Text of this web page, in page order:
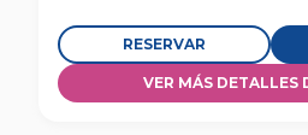
RESERVAR
VER MÁS DETALLES